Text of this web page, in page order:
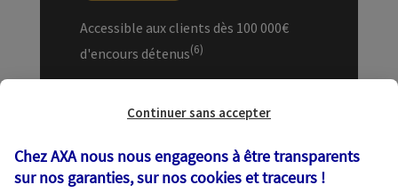
Accessible aux clients dès 100 000€
d'encours détenus(6)
et protéger votre patrimoine dans
✔ Des produits et services exslusifs
Continuer sans accepter
Chez AXA nous nous engageons à être transparents
sur nos garanties, sur noscookies et traceurs !